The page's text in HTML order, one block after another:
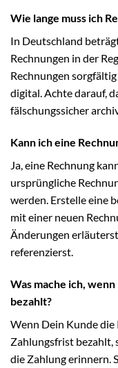
Wie lange muss ich
In Deutschland
Rechnungen in der
Rechnungen
digital. Achte darauf,
fälschungssicher
Kann ich eine
Ja, eine Rechnung
ursprüngliche
werden. Erstelle eine
mit einer neuen
Änderungen
referenzierst.
Was mache ich,
bezahlt?
Wenn Dein Kunde
Zahlungsfrist bezahlt,
die Zahlung erinnern.